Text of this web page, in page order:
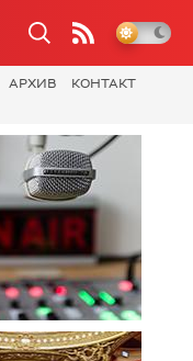
АРХИВ
КОНТАКТ